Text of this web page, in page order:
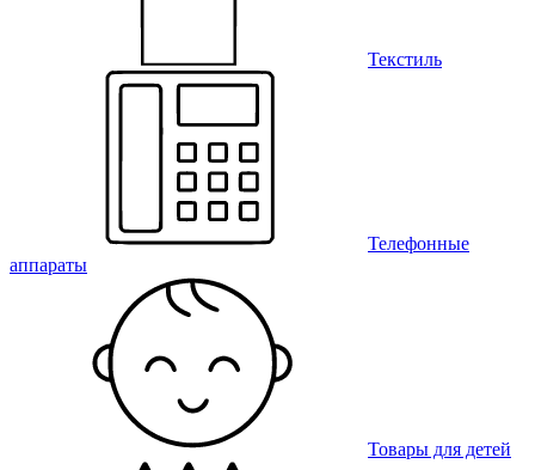
Текстиль
Телефонные
аппараты
Товары для детей